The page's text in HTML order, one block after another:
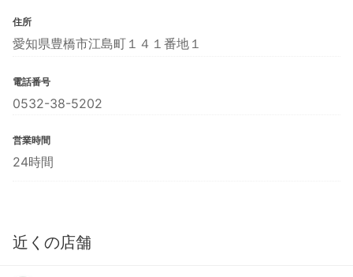
住所
愛知県豊橋市江島町１４１番地１
電話番号
0532-38-5202
営業時間
24時間
近くの店舗